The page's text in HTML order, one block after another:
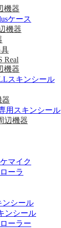
機器
ケース
機器
具
Real
機器
スキンシール
器
用スキンシール
辺機器
マイク
ーラ
ンシール
ンシール
ーラー